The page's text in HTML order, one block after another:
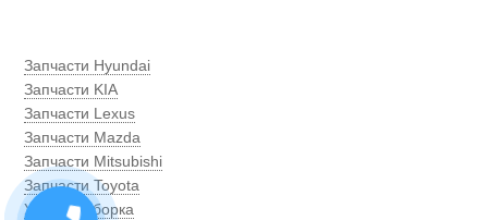
Запчасти Hyundai
Запчасти KIA
Запчасти Lexus
Запчасти Mazda
Запчасти Mitsubishi
Запчасти Toyota
Умная выборка